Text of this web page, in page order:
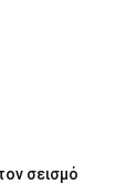
σεισμό